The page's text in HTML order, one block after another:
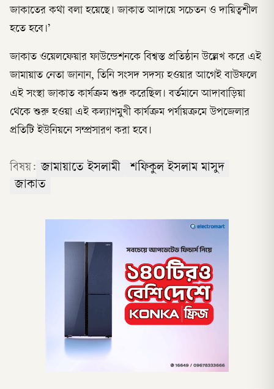
জাকাতের কথা বলা হয়েছে। জাকাত আদায়ে সচেতন ও দায়িত্বশীল
হতে হবে।’
জাকাত ওয়েলফেয়ার ফাউন্ডেশনকে বিশ্বস্ত প্রতিষ্ঠান উল্লেখ করে এই
জামায়াত নেতা জানান, তিনি সংসদ সদস্য হওয়ার আগেই বাউফলে
এই সংস্থা জাকাত কার্যক্রম শুরু করেছিল। বর্তমানে আদাবাড়িয়া
থেকে শুরু হওয়া এই কল্যাণমুখী কার্যক্রম পর্যায়ক্রমে উপজেলার
প্রতিটি ইউনিয়নে সম্প্রসারণ করা হবে।
বিষয়: জামায়াতে ইসলামী
শফিকুল ইসলাম মাসুদ
জাকাত